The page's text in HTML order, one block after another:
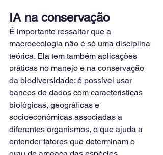
IA na conservação
É importante ressaltar que a
macroecologia não é só uma disciplina
teórica. Ela tem também aplicações
práticas no manejo e na conservação
da biodiversidade: é possível usar
bancos de dados com características
biológicas, geográficas e
socioeconômicas associadas a
diferentes organismos, o que ajuda a
entender fatores que determinam o